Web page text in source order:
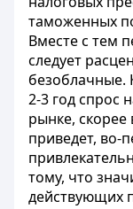
таможенных
Вместе с тем
следует
безоблачные.
2-3 год спрос
рынке, скорее
приведет, во-
тому, что
действующих